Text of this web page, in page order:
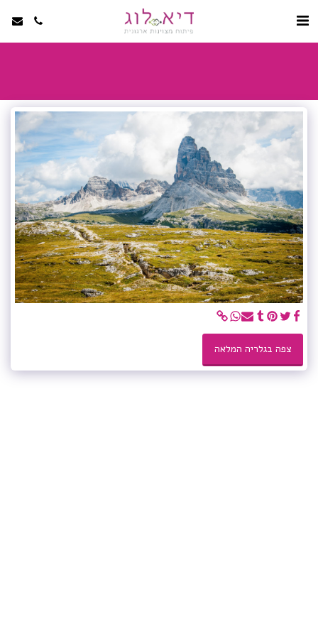
צפה בגלריה המלאה